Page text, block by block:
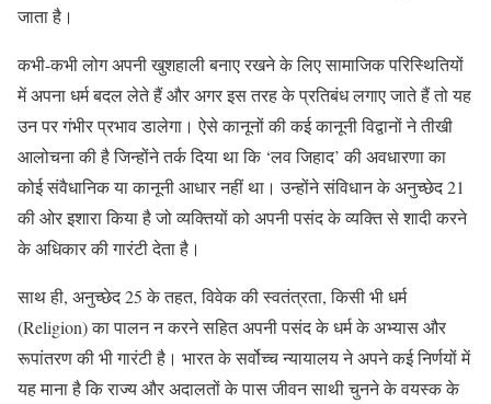
जाता है।
कभी-कभी लोग अपनी खुशहाली बनाए रखने के लिए सामाजिक परिस्थितियों
में अपना धर्म बदल लेते हैं और अगर इस तरह के प्रतिबंध लगाए जाते हैं तो यह
उन पर गंभीर प्रभाव डालेगा। ऐसे कानूनों की कई कानूनी विद्वानों ने तीखी
आलोचना की है जिन्होंने तर्क दिया था कि ‘लव जिहाद’ की अवधारणा का
कोई संवैधानिक या कानूनी आधार नहीं था। उन्होंने संविधान के अनुच्छेद 21
की ओर इशारा किया है जो व्यक्तियों को अपनी पसंद के व्यक्ति से शादी करने
के अधिकार की गारंटी देता है।
साथ ही, अनुच्छेद 25 के तहत, विवेक की स्वतंत्रता, किसी भी धर्म
(Religion) का पालन न करने सहित अपनी पसंद के धर्म के अभ्यास और
रूपांतरण की भी गारंटी है। भारत के सर्वोच्च न्यायालय ने अपने कई निर्णयों में
यह माना है कि राज्य और अदालतों के पास जीवन साथी चुनने के वयस्क के